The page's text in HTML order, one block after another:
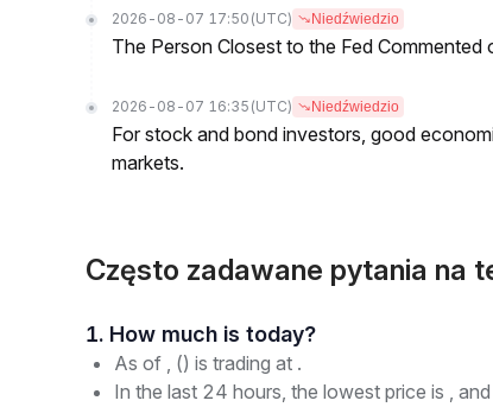
2026-08-07 17:50 (UTC) Niedźwiedzio
The Person Closest to the Fed
2026-08-07 16:35 (UTC) Niedźwiedzio
For stock and bond investors, good
markets.
Często zadawane pytania na
1. How much is today?
As of , () is trading at .
In the last 24 hours, the lowest price is ,